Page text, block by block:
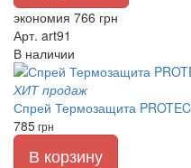
экономия 766 грн
Арт. art91
В наличии
ХИТ продаж
Спрей Термозащита
785грн
В корзину